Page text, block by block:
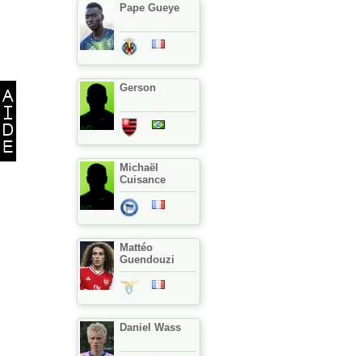
Pape Gueye
Gerson
Michaël
Cuisance
Mattéo
Guendouzi
Daniel Wass